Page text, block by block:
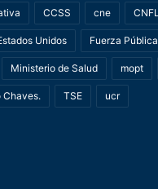
CCSS cne CNFL
Unidos Fuerza Pública
Ministerio de Salud mopt
Chaves. TSE ucr